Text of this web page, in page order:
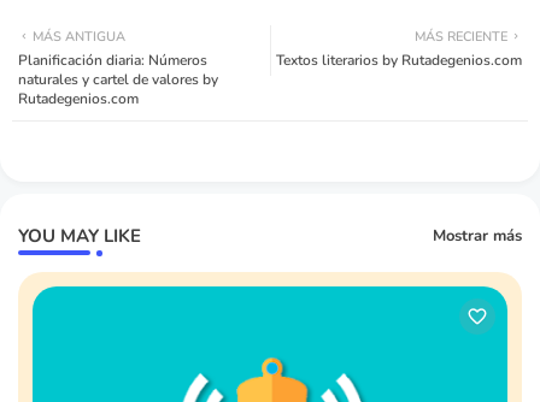
MÁS RECIENTE
Textos literarios by Rutadegenios.com
MÁS ANTIGUA
Planificación diaria: Números
naturales y cartel de valores by
Rutadegenios.com
YOU MAY LIKE Mostrar más